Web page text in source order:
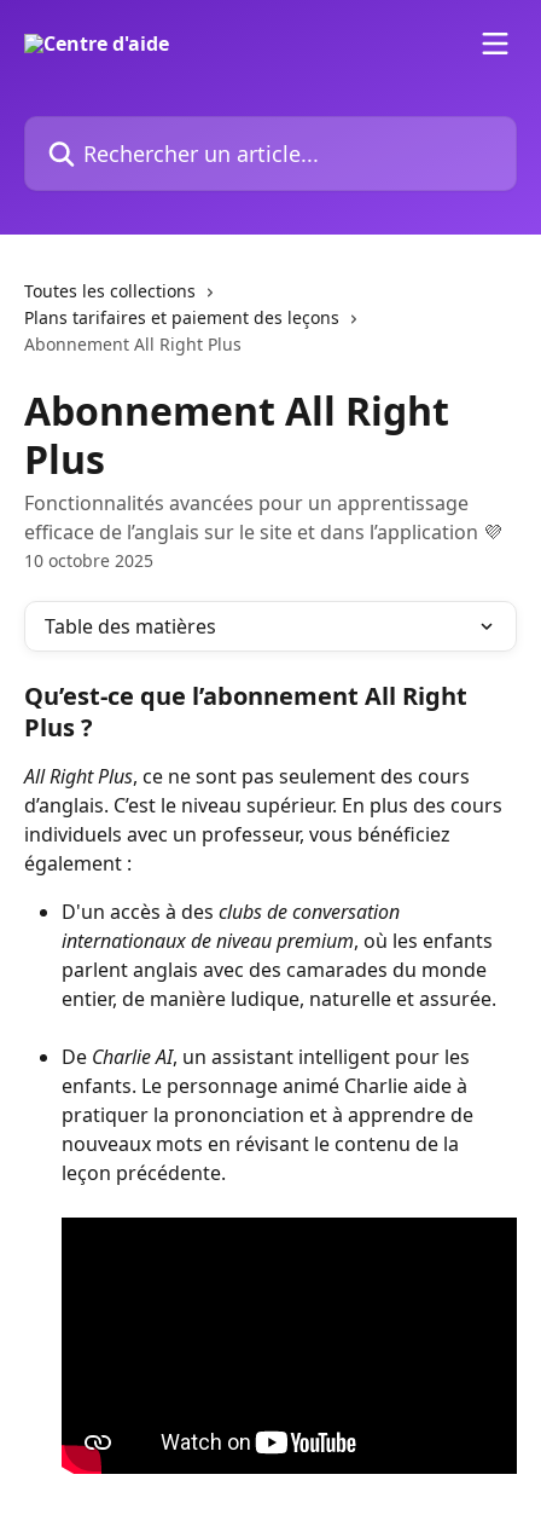
Rechercher un article...
Toutes les collections
Plans tarifaires et paiement des leçons
Abonnement All Right Plus
Abonnement All Right
Plus
Fonctionnalités avancées pour un apprentissage
efficace de l’anglais sur le site et dans l’application 💜
10 octobre 2025
Table des matières
Qu’est-ce que l’abonnement All Right
Plus ?
All Right Plus, ce ne sont pas seulement des cours
d’anglais. C’est le niveau supérieur. En plus des cours
individuels avec un professeur, vous bénéficiez
également :
D'un accès à des clubs de conversation
internationaux de niveau premium, où les enfants
parlent anglais avec des camarades du monde
entier, de manière ludique, naturelle et assurée.
De Charlie AI, un assistant intelligent pour les
enfants. Le personnage animé Charlie aide à
pratiquer la prononciation et à apprendre de
nouveaux mots en révisant le contenu de la
leçon précédente.